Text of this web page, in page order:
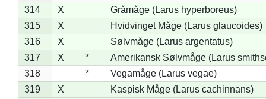
314
X
Gråmåge (Larus hyperboreus)
315
X
Hvidvinget Måge (Larus glaucoides)
316
X
Sølvmåge (Larus argentatus)
317
X *
Amerikansk Sølvmåge (Larus
318
*
Vegamåge (Larus vegae)
319
X
Kaspisk Måge (Larus cachinnans)